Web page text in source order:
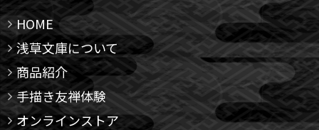
HOME
浅草文庫について
商品紹介
手描き友禅体験
オンラインストア